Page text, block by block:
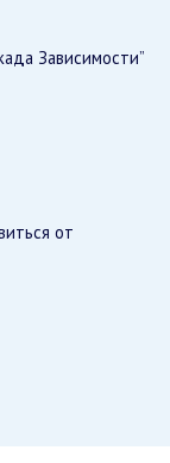
Зависимости”
от